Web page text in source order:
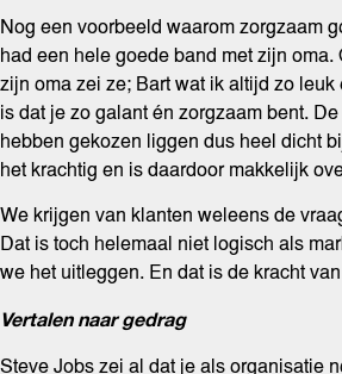
Nog een voorbeeld waarom zorgzaam
had een hele goede band met zijn oma.
zijn oma zei ze; Bart wat ik altijd zo
is dat je zo galant én zorgzaam bent.
hebben gekozen liggen dus heel dicht
het krachtig en is daardoor makkelijk
We krijgen van klanten weleens de
Dat is toch helemaal niet logisch als
we het uitleggen. En dat is de kracht
Vertalen naar gedrag
Steve Jobs zei al dat je als organisatie